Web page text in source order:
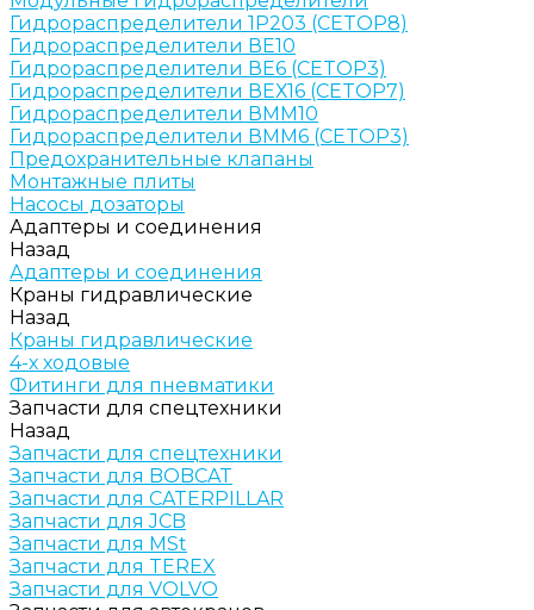
Гидрораспределители 1Р203 (CETOP8)
Гидрораспределители ВЕ10
Гидрораспределители ВЕ6 (CETOP3)
Гидрораспределители ВЕХ16 (CETOP7)
Гидрораспределители ВММ10
Гидрораспределители ВММ6 (CETOP3)
Предохранительные клапаны
Монтажные плиты
Насосы дозаторы
Адаптеры и соединения
Назад
Адаптеры и соединения
Краны гидравлические
Назад
Краны гидравлические
4-х ходовые
Фитинги для пневматики
Запчасти для спецтехники
Назад
Запчасти для спецтехники
Запчасти для BOBCAT
Запчасти для CATERPILLAR
Запчасти для JCB
Запчасти для MSt
Запчасти для TEREX
Запчасти для VOLVO